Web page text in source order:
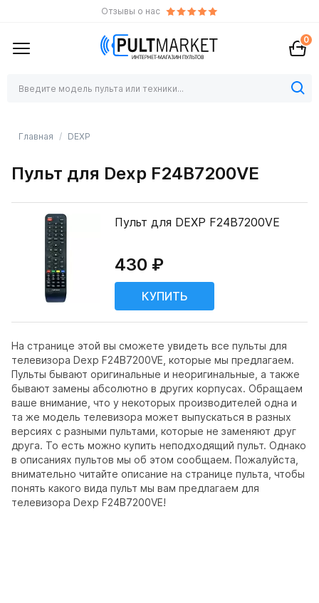
Отзывы о нас
0
Главная DEXP
Пульт для Dexp F24B7200VE
На странице этой вы сможете увидеть все пульты для
телевизора Dexp F24B7200VE, которые мы предлагаем.
Пульты бывают оригинальные и неоригинальные, а также
бывают замены абсолютно в других корпусах. Обращаем
ваше внимание, что у некоторых производителей одна и
та же модель телевизора может выпускаться в разных
версиях с разными пультами, которые не заменяют друг
друга. То есть можно купить неподходящий пульт. Однако
в описаниях пультов мы об этом сообщаем. Пожалуйста,
внимательно читайте описание на странице пульта, чтобы
понять какого вида пульт мы вам предлагаем для
телевизора Dexp F24B7200VE!
Пульт для DEXP F24B7200VE
430 ₽